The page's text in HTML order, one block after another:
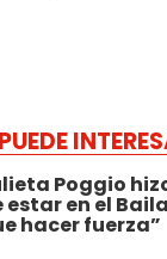
Poggio
estar en el
hacer fuerza”